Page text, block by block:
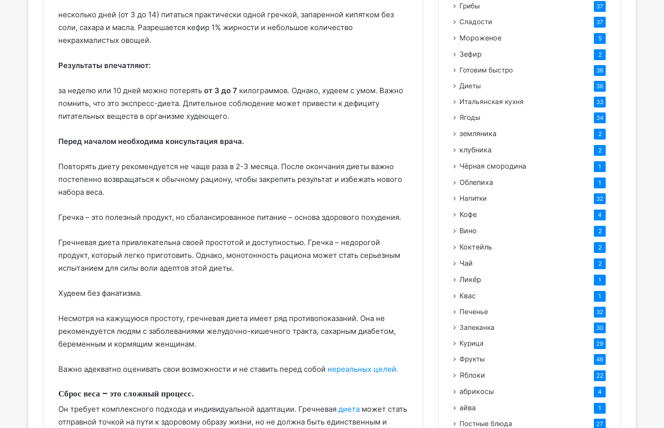
несколько дней (от 3 до 14) питаться практически одной гречкой, запаренной кипятком без
соли, сахара и масла. Разрешается кефир 1% жирности и небольшое количество
некрахмалистых овощей.
Результаты впечатляют:
за неделю или 10 дней можно потерять от 3 до 7 килограммов. Однако, худеем с умом. Важно
помнить, что это экспресс-диета. Длительное соблюдение может привести к дефициту
питательных веществ в организме худеющего.
Перед началом необходима консультация врача.
Повторять диету рекомендуется не чаще раза в 2-3 месяца. После окончания диеты важно
постепенно возвращаться к обычному рациону, чтобы закрепить результат и избежать нового
набора веса.
Гречка – это полезный продукт, но сбалансированное питание – основа здорового похудения.
Гречневая диета привлекательна своей простотой и доступностью. Гречка – недорогой
продукт, который легко приготовить. Однако, монотонность рациона может стать серьезным
испытанием для силы воли адептов этой диеты.
Худеем без фанатизма.
Несмотря на кажущуюся простоту, гречневая диета имеет ряд противопоказаний. Она не
рекомендуется людям с заболеваниями желудочно-кишечного тракта, сахарным диабетом,
беременным и кормящим женщинам.
Важно адекватно оценивать свои возможности и не ставить перед собой нереальных целей.
Сброс веса – это сложный процесс.
Он требует комплексного подхода и индивидуальной адаптации. Гречневая диета может стать
отправной точкой на пути к здоровому образу жизни, но не должна быть единственным и
Грибы 37
Сладости 37
Мороженое 5
Зефир 2
Готовим быстро 36
Диеты 36
Итальянская кухня 33
Ягоды 34
земляника 2
клубника 2
Чёрная смородина 1
Облепиха 1
Напитки 32
Кофе 4
Вино 2
Коктейль 2
Чай 2
Ликёр 1
Квас 1
Печенье 32
Запеканка 30
Курица 29
Фрукты 46
Яблоки 22
абрикосы 4
айва 1
Постные блюда 27